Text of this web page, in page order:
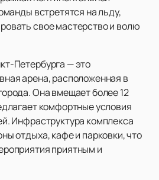
встретятся на льду,
свое мастерство и волю
Петербурга — это
арена, расположенная в
Она вмещает более 12
комфортные условия
Инфраструктура комплекса
отдыха, кафе и парковки, что
приятным и